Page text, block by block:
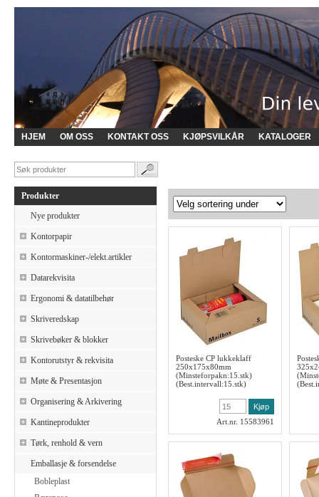
HJEM OM OSS KONTAKT OSS KJØPSVILKÅR KATALOGER
Produkter
Nye produkter
Kontorpapir
Kontormaskiner-/elekt.artikler
Datarekvisita
Ergonomi & datatilbehør
Skriveredskap
Skrivebøker & blokker
Kontorutstyr & rekvisita
Møte & Presentasjon
Organisering & Arkivering
Kantineprodukter
Tørk, renhold & vern
Emballasje & forsendelse
Bobleplast
Posteske CP lukkeklaff
250x175x80mm
(Minsteforpakn:15.stk)
(Best.intervall:15.stk)
Art.nr. 15583961